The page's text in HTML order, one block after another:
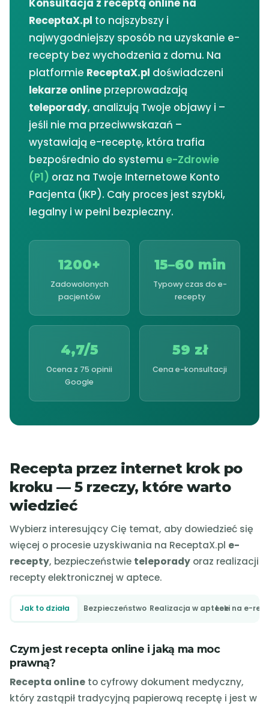
ReceptaX.pl to najszybszy i
najwygodniejszy sposób na uzyskanie e-
recepty bez wychodzenia z domu. Na
platformie ReceptaX.pl doświadczeni
lekarze online przeprowadzają
teleporady, analizują Twoje objawy i –
jeśli nie ma przeciwwskazań –
wystawiają e-receptę, która trafia
bezpośrednio do systemu e-Zdrowie
(P1) oraz na Twoje Internetowe Konto
Pacjenta (IKP). Cały proces jest szybki,
legalny i w pełni bezpieczny.
1200+
Zadowolonych
pacjentów
15–60 min
Typowy czas do e-
recepty
4,7/5
Ocena z 75 opinii
Google
59 zł
Cena e-konsultacji
Recepta przez internet krok po
kroku — 5 rzeczy, które warto
wiedzieć
Wybierz interesujący Cię temat, aby dowiedzieć się
więcej o procesie uzyskiwania na ReceptaX.pl e-
recepty, bezpieczeństwie teleporady oraz realizacji
recepty elektronicznej w aptece.
Jak to działa Bezpieczeństwo Realizacja w apteceLeki na e-
Czym jest recepta online i jaką ma moc
prawną?
Recepta online to cyfrowy dokument medyczny,
który zastąpił tradycyjną papierową receptę i jest w